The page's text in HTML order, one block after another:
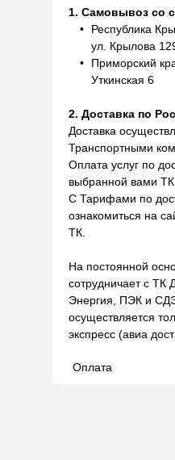
1. Самовывоз со
Республика
ул. Крылова
Приморский
Уткинская 6
2. Доставка по
Доставка
Транспортными
Оплата услуг по
выбранной вами ТК
С Тарифами по
ознакомиться на
ТК.
На постоянной
сотрудничает с ТК
Энергия, ПЭК и
осуществляется
экспресс (авиа
Оплата